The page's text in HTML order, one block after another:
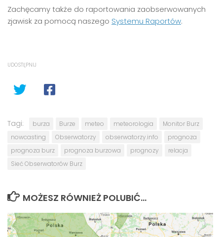
Zachęcamy także do raportowania zaobserwowanych
zjawisk za pomocą naszego Systemu Raportów.
UDOSTĘPNIJ
Tagi: burza Burze meteo meteorologia
Monitor Burz
nowcasting
Obserwatorzy obserwatorzy.info
prognoza
prognoza burz
prognoza burzowa prognozy
relacja
Sieć Obserwatorów Burz
MOŻESZ RÓWNIEŻ POLUBIĆ…